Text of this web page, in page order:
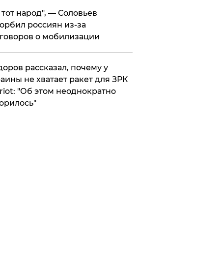
народ", — Соловьев
россиян из-за
о мобилизации
рассказал, почему у
не хватает ракет для ЗРК
"Об этом неоднократно